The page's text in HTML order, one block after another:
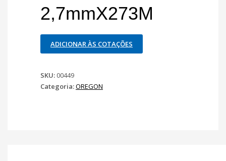
2,7mmX273M
ADICIONAR ÀS COTAÇÕES
SKU: 00449
Categoria:OREGON